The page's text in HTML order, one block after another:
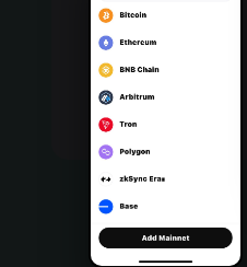
Português (Portugal)
Bahasa Indonesia
Português (Brasil)
Español (Argentina)